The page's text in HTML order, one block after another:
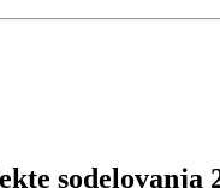
sodelovanja